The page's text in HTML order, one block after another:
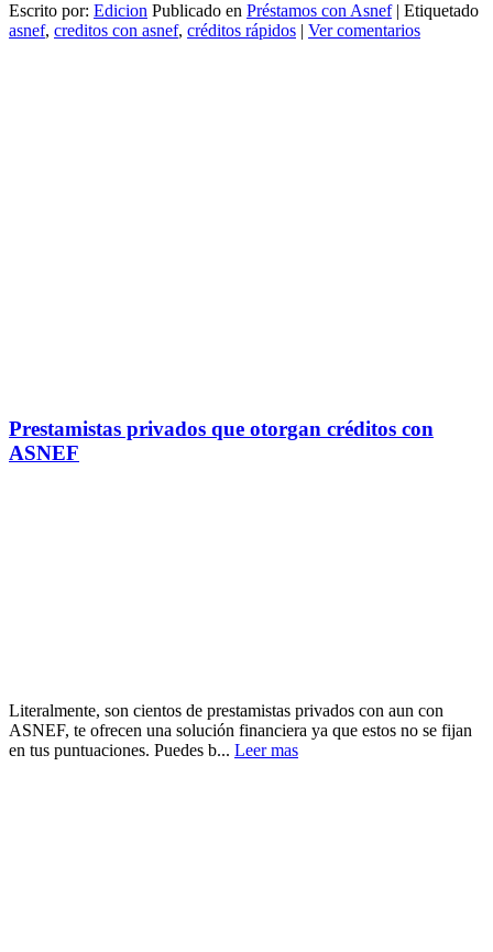
Escrito por: Edicion Publicado en Préstamos con Asnef | Etiquetado
asnef, creditos con asnef, créditos rápidos | Ver comentarios
Prestamistas privados que otorgan créditos con
ASNEF
Literalmente, son cientos de prestamistas privados con aun con
ASNEF, te ofrecen una solución financiera ya que estos no se fijan
en tus puntuaciones. Puedes b... Leer mas